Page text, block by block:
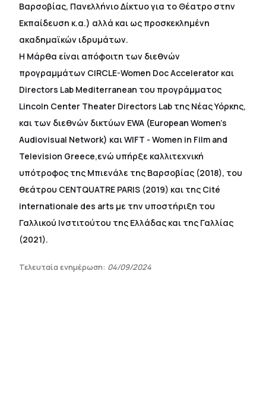
Βαρσοβίας, Πανελλήνιο Δίκτυο για το Θέατρο στην
Εκπαίδευση κ.α.) αλλά και ως προσκεκλημένη
ακαδημαϊκών ιδρυμάτων.
Η Μάρθα είναι απόφοιτη των διεθνών
προγραμμάτων CIRCLE-Women Doc Accelerator και
Directors Lab Mediterranean του προγράμματος
Lincoln Center Theater Directors Lab της Νέας Υόρκης,
και των διεθνών δικτύων EWA (European Women’s
Audiovisual Network) και WIFT - Women in Film and
Television Greece,ενώ υπήρξε καλλιτεχνική
υπότροφος της Μπιενάλε της Βαρσοβίας (2018), του
θεάτρου CENTQUATRE PARIS (2019) και της Cité
internationale des arts με την υποστήριξη του
Γαλλικού Ινστιτούτου της Ελλάδας και της Γαλλίας
(2021).
Τελευταία ενημέρωση: 04/09/2024